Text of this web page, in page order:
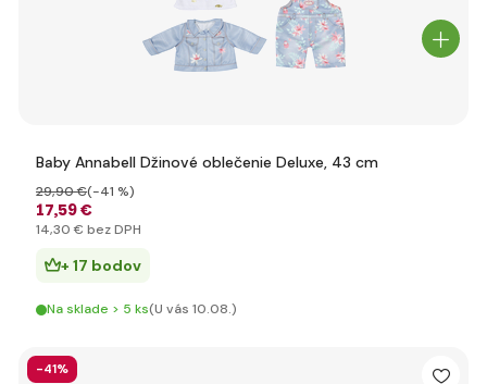
Baby Annabell Džinové oblečenie Deluxe, 43 cm
17,59 €
29,90 €(-41 %)
14,30 € bez DPH
+ 17 bodov
Na sklade > 5 ks(U vás 10.08.)
-41%